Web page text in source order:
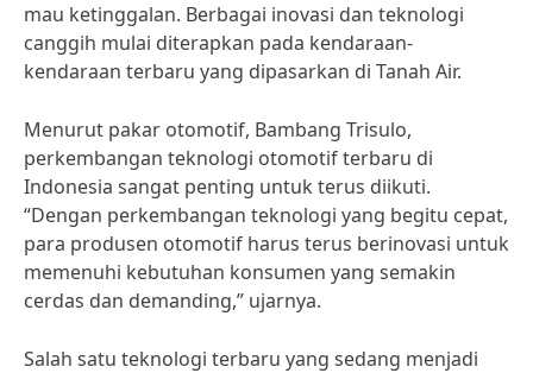
mau ketinggalan. Berbagai inovasi dan teknologi
canggih mulai diterapkan pada kendaraan-
kendaraan terbaru yang dipasarkan di Tanah Air.
Menurut pakar otomotif, Bambang Trisulo,
perkembangan teknologi otomotif terbaru di
Indonesia sangat penting untuk terus diikuti.
“Dengan perkembangan teknologi yang begitu cepat,
para produsen otomotif harus terus berinovasi untuk
memenuhi kebutuhan konsumen yang semakin
cerdas dan demanding,” ujarnya.
Salah satu teknologi terbaru yang sedang menjadi